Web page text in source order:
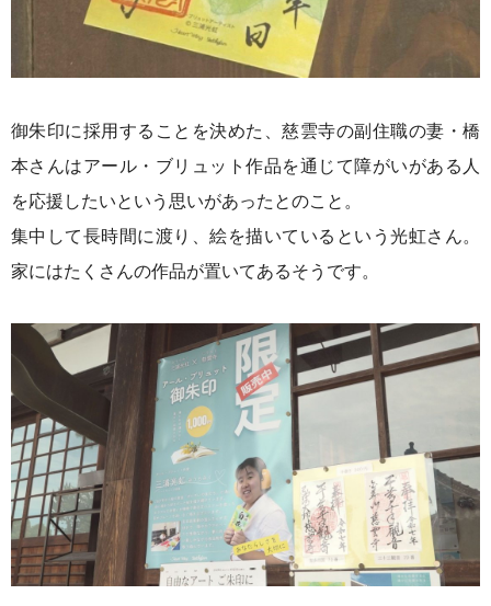
御朱印に採用することを決めた、慈雲寺の副住職の妻・橋
本さんはアール・ブリュット作品を通じて障がいがある人
を応援したいという思いがあったとのこと。
集中して長時間に渡り、絵を描いているという光虹さん。
家にはたくさんの作品が置いてあるそうです。